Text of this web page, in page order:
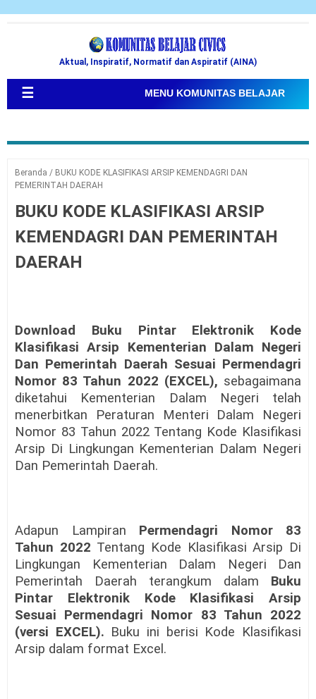
Aktual, Inspiratif, Normatif dan Aspiratif (AINA)
☰ MENU KOMUNITAS BELAJAR
Beranda / BUKU KODE KLASIFIKASI ARSIP KEMENDAGRI DAN
PEMERINTAH DAERAH
BUKU KODE KLASIFIKASI ARSIP
KEMENDAGRI DAN PEMERINTAH
DAERAH
Download Buku Pintar Elektronik Kode
Klasifikasi Arsip Kementerian Dalam Negeri
Dan Pemerintah Daerah Sesuai Permendagri
Nomor 83 Tahun 2022 (EXCEL), sebagaimana
diketahui Kementerian Dalam Negeri telah
menerbitkan Peraturan Menteri Dalam Negeri
Nomor 83 Tahun 2022 Tentang Kode Klasifikasi
Arsip Di Lingkungan Kementerian Dalam Negeri
Dan Pemerintah Daerah.
Adapun Lampiran Permendagri Nomor 83
Tahun 2022 Tentang Kode Klasifikasi Arsip Di
Lingkungan Kementerian Dalam Negeri Dan
Pemerintah Daerah terangkum dalam Buku
Pintar Elektronik Kode Klasifikasi Arsip
Sesuai Permendagri Nomor 83 Tahun 2022
(versi EXCEL). Buku ini berisi Kode Klasifikasi
Arsip dalam format Excel.